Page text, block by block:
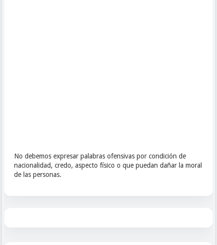
No debemos expresar palabras ofensivas por condición de
nacionalidad, credo, aspecto físico o que puedan dañar la moral
de las personas.